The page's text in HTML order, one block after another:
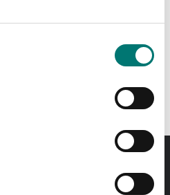
skickar vi samma dag! Gäller